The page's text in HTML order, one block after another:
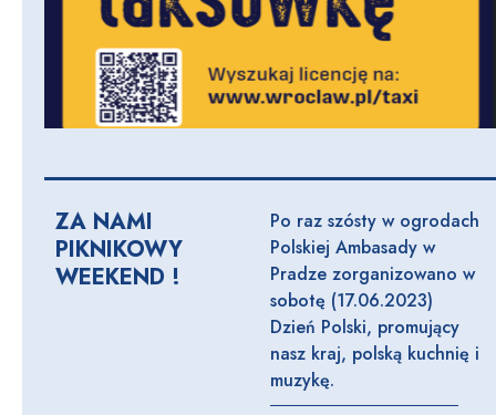
ZA NAMI
PIKNIKOWY
WEEKEND !
Po raz szósty w ogrodach
Polskiej Ambasady w
Pradze zorganizowano w
sobotę (17.06.2023)
Dzień Polski, promujący
nasz kraj, polską kuchnię i
muzykę.